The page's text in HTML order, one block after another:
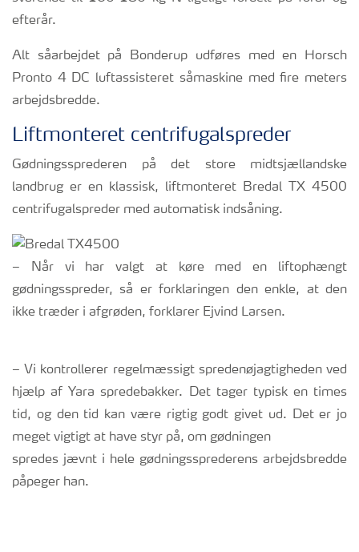
efterår.
Alt såarbejdet på Bonderup udføres med en Horsch
Pronto 4 DC luftassisteret såmaskine med fire meters
arbejdsbredde.
Liftmonteret centrifugalspreder
Gødningssprederen på det store midtsjællandske
landbrug er en klassisk, liftmonteret Bredal TX 4500
centrifugalspreder med automatisk indsåning.
– Når vi har valgt at køre med en liftophængt
gødningsspreder, så er forklaringen den enkle, at den
ikke træder i afgrøden, forklarer Ejvind Larsen.
– Vi kontrollerer regelmæssigt spredenøjagtigheden ved
hjælp af Yara spredebakker. Det tager typisk en times
tid, og den tid kan være rigtig godt givet ud. Det er jo
meget vigtigt at have styr på, om gødningen
spredes jævnt i hele gødningssprederens arbejdsbredde
påpeger han.